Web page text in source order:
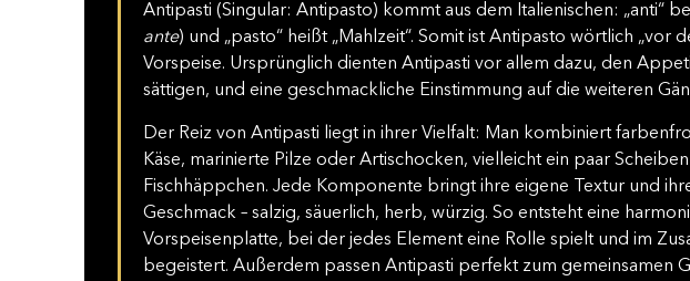
Antipasti (Singular: Antipasto) kommt aus dem Italienischen: „anti“
ante) und „pasto“ heißt „Mahlzeit“. Somit ist Antipasto wörtlich „vor
Vorspeise. Ursprünglich dienten Antipasti vor allem dazu, den
sättigen, und eine geschmackliche Einstimmung auf die weiteren
Der Reiz von Antipasti liegt in ihrer Vielfalt: Man kombiniert
Käse, marinierte Pilze oder Artischocken, vielleicht ein paar
Fischhäppchen. Jede Komponente bringt ihre eigene Textur und
Geschmack – salzig, säuerlich, herb, würzig. So entsteht eine
Vorspeisenplatte, bei der jedes Element eine Rolle spielt und im
begeistert. Außerdem passen Antipasti perfekt zum gemeinsamen